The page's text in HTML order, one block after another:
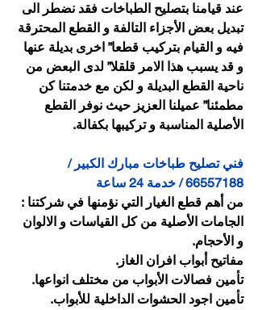
عند قيامنا بتصليح الطباخات فقد نضطر الى
تبديل بعض الأجزاء التالفة و القطع المحترقة
فيه و القيام بتركيب قطعا” اخرى بديلة عنها
و قد يسبب هذا الامر قلقلا” لدى البعض من
ناحية القطع البديلة و لكن مع خدمتنا كن
مطمئنا” عميلنا العزيز حيث نوفر القطع
الأصلية المناسبة و تركيبها بكفالة.
فني تصليح طباخات مبارك الكبير /
66557188 / خدمة 24 ساعة
من أهم قطع الغيار التي نؤمنها في شركتنا :
الجامات الأصلية من كل القياسات و الالوان
و الأحجام.
مفاتيح أبواب افران الغاز.
تأمين فصالات الأبواب من مختلف انواعها.
تأمين اجود الحشوات الداخلية للأبواب.